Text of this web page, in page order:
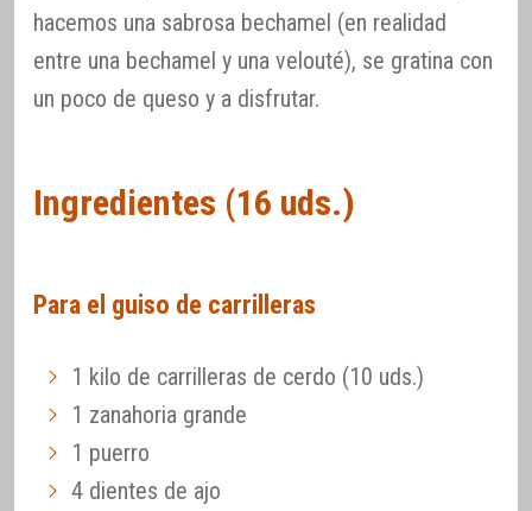
hacemos una sabrosa bechamel (en realidad
entre una bechamel y una velouté), se gratina con
un poco de queso y a disfrutar.
Ingredientes (16 uds.)
Para el guiso de carrilleras
1 kilo de carrilleras de cerdo (10 uds.)
1 zanahoria grande
1 puerro
4 dientes de ajo